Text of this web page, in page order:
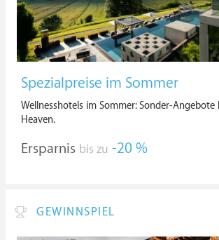
Spezialpreise im Sommer
Wellnesshotels im Sommer: Sonder-Angebote
Heaven.
Ersparnis bis zu -20 %
GEWINNSPIEL